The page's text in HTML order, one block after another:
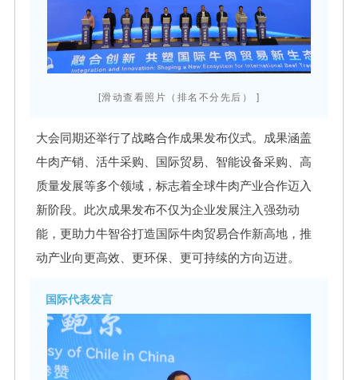
[滑动查看照片（排名不分先后） ]
大会同期还举行了战略合作成果发布仪式。成果涵盖
牛肉产销、 活牛采购、国际贸易、智能设备采购、高
质量发展等多个领域，标志着全球牛肉产业合作迈入
新阶段。此次成果发布不仅为企业发展注入强劲动
能，更助力牛智谷打造国际牛肉贸易合作新高地，推
动产业向更高效、更环保、更可持续的方向迈进。
国际代表发言